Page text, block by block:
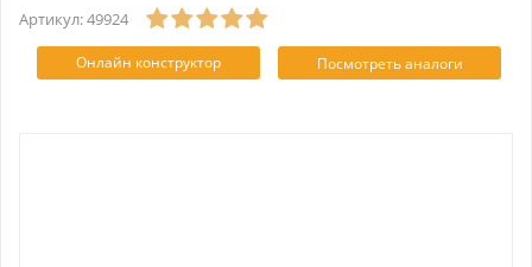
Артикул: 49924
Онлайн конструктор Посмотреть аналоги